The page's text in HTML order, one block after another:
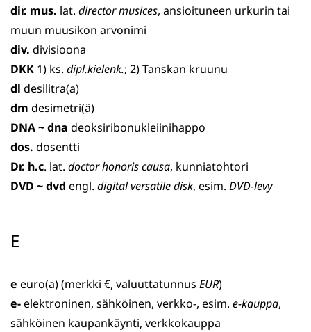
dir. mus. lat. director musices, ansioituneen urkurin tai
muun muusikon arvonimi
div. divisioona
DKK 1) ks. dipl.kielenk.; 2) Tanskan kruunu
dl desilitra(a)
dm desimetri(ä)
DNA ~ dna deoksiribonukleiinihappo
dos. dosentti
Dr. h.c. lat. doctor honoris causa, kunniatohtori
DVD ~dvd engl. digital versatile disk, esim. DVD-levy
E
e euro(a) (merkki €, valuuttatunnus EUR)
e-elektroninen, sähköinen, verkko-, esim. e-kauppa,
sähköinen kaupankäynti, verkkokauppa